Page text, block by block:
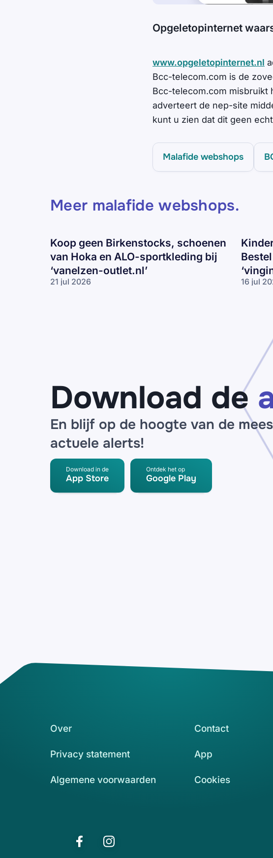
Opgeletopinternet
www.opgeletopinternet.nl
Bcc-telecom.com is de
Bcc-telecom.com misbruikt
adverteert de nep-site
kunt u zien dat dit geen
Malafide webshops
Meer malafide webshops.
Koop geen Birkenstocks, schoenen
van Hoka en ALO-sportkleding bij
‘vanelzen-outlet.nl’
21 jul 2026
16 jul
of
nl.top'
Download de
En blijf op de hoogte van de
actuele alerts!
Download in de
App Store
Ontdek het op
Google Play
Over Contact
Privacy statement App
Algemene voorwaarden Cookies